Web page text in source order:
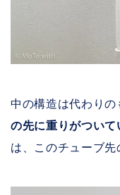
中の構造は代わりの
の先に重りがついて
は、このチューブ先